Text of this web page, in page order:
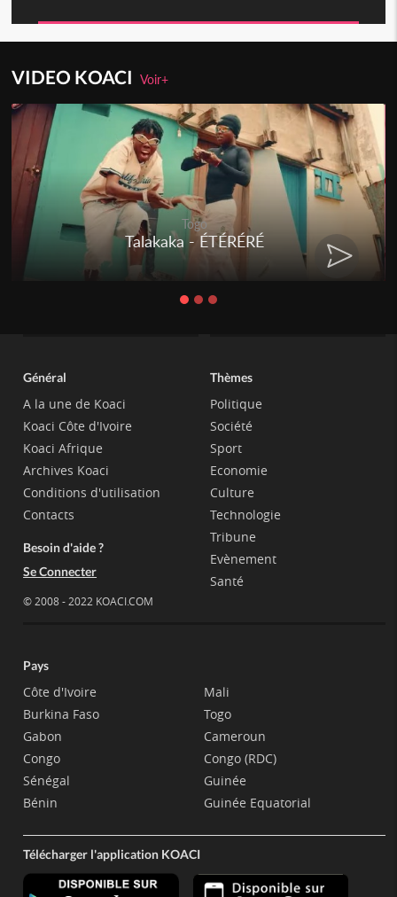
VIDEO KOACIVoir+
Togo
Talakaka - ÉTÉRÉRÉ
Général
A la une de Koaci
Koaci Côte d'Ivoire
Koaci Afrique
Archives Koaci
Conditions d'utilisation
Contacts
Besoin d'aide ?
Se Connecter
© 2008 - 2022 KOACI.COM
Thèmes
Politique
Société
Sport
Economie
Culture
Technologie
Tribune
Evènement
Santé
Pays
Côte d'Ivoire
Burkina Faso
Gabon
Congo
Sénégal
Bénin
Mali
Togo
Cameroun
Congo (RDC)
Guinée
Guinée Equatorial
Télécharger l'application KOACI